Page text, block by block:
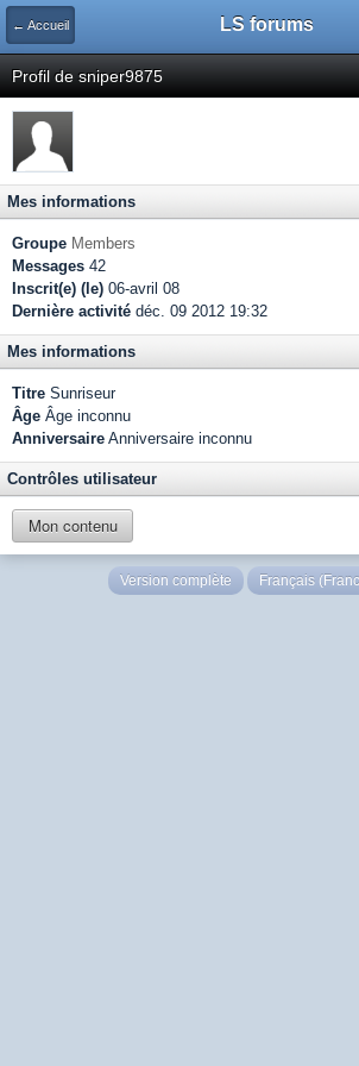
← Accueil LS forums
Profil de sniper9875
Mes informations
Groupe Members
Messages 42
Inscrit(e) (le) 06-avril 08
Dernière activité déc. 09 2012 19:32
Mes informations
Titre Sunriseur
Âge Âge inconnu
Anniversaire Anniversaire inconnu
Contrôles utilisateur
Mon contenu
Version complète Français